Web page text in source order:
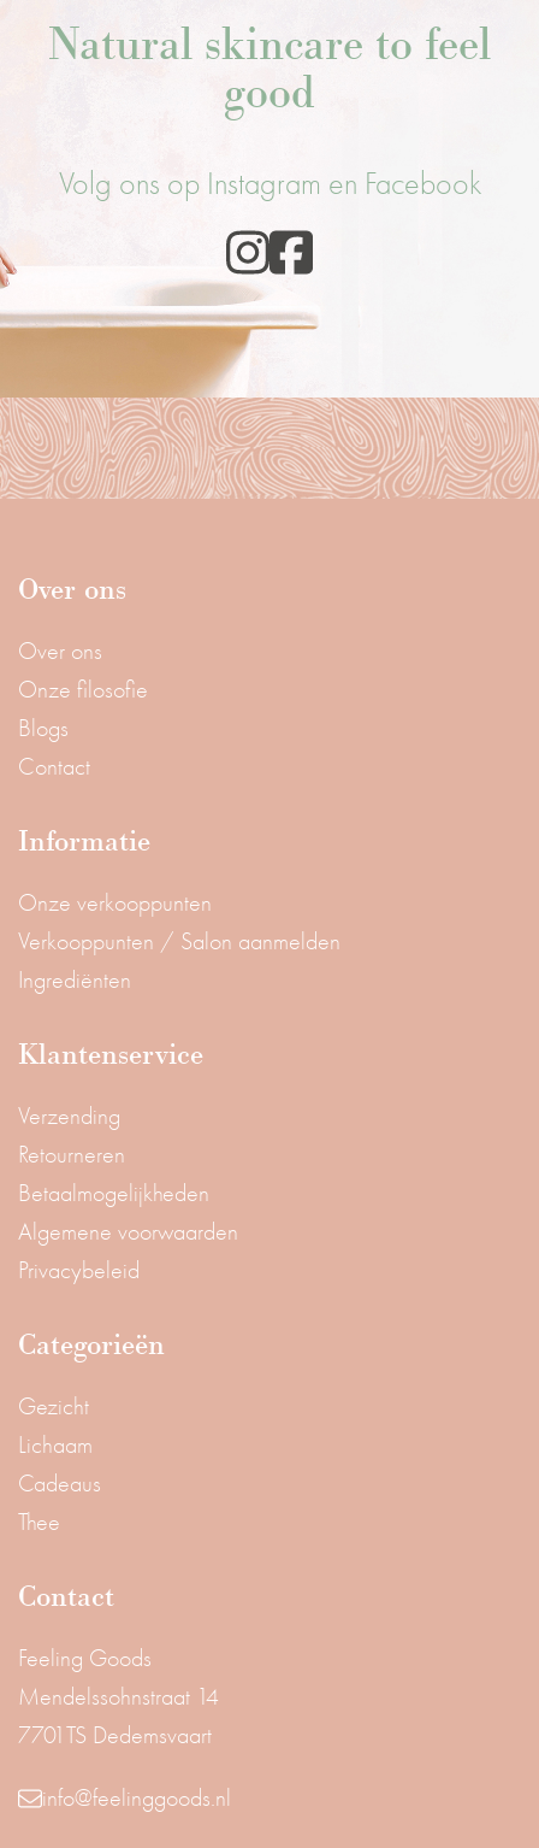
Natural skincare to feel
good
Volg ons op Instagram en Facebook
Over ons
Over ons
Onze filosofie
Blogs
Contact
Informatie
Onze verkooppunten
Verkooppunten / Salon aanmelden
Ingrediënten
Klantenservice
Verzending
Retourneren
Betaalmogelijkheden
Algemene voorwaarden
Privacybeleid
Categorieën
Gezicht
Lichaam
Cadeaus
Thee
Contact
Feeling Goods
Mendelssohnstraat 14
7701TS Dedemsvaart
info@feelinggoods.nl